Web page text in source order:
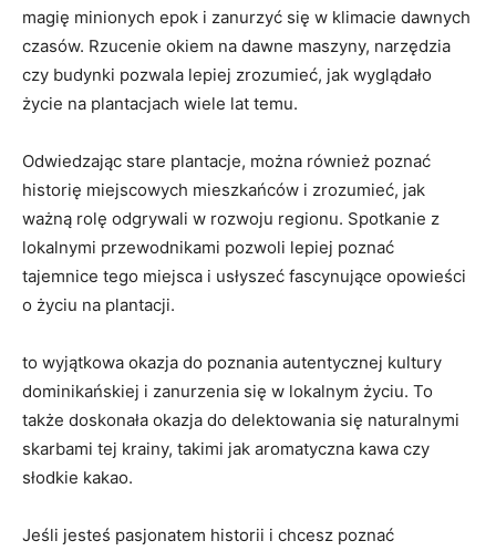
magię​ minionych ⁣epok i ​zanurzyć się w klimacie dawnych
czasów.‍ Rzucenie okiem na dawne maszyny,‌ narzędzia
czy budynki ‍pozwala⁤ lepiej ‌zrozumieć, jak wyglądało
życie na plantacjach wiele lat temu.
Odwiedzając stare plantacje, można ⁢również​ poznać
historię ⁣miejscowych‍ mieszkańców i zrozumieć, jak
⁣ważną rolę odgrywali w rozwoju regionu. Spotkanie z
lokalnymi przewodnikami pozwoli lepiej poznać
‌tajemnice tego miejsca i usłyszeć ⁢fascynujące opowieści
o życiu na plantacji.
to ⁢wyjątkowa okazja do poznania ⁤autentycznej⁣ kultury
dominikańskiej i⁣ zanurzenia się⁣ w lokalnym życiu. To⁣
także ‌doskonała ‍okazja do delektowania się naturalnymi
skarbami tej ​krainy, takimi‌ jak aromatyczna kawa czy
słodkie‍ kakao.
Jeśli jesteś​ pasjonatem⁣ historii i chcesz poznać